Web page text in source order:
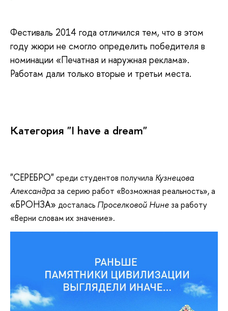
Фестиваль 2014 года отличился тем, что в этом
году жюри не смогло определить победителя в
номинации «Печатная и наружная реклама».
Работам дали только вторые и третьи места.
Категория "I have a dream"
"СЕРЕБРО"среди студентов получила Кузнецова
Александра за серию работ «Возможная реальность», а
«БРОНЗА» досталась Проселковой Нине за работу
«Верни словам их значение».